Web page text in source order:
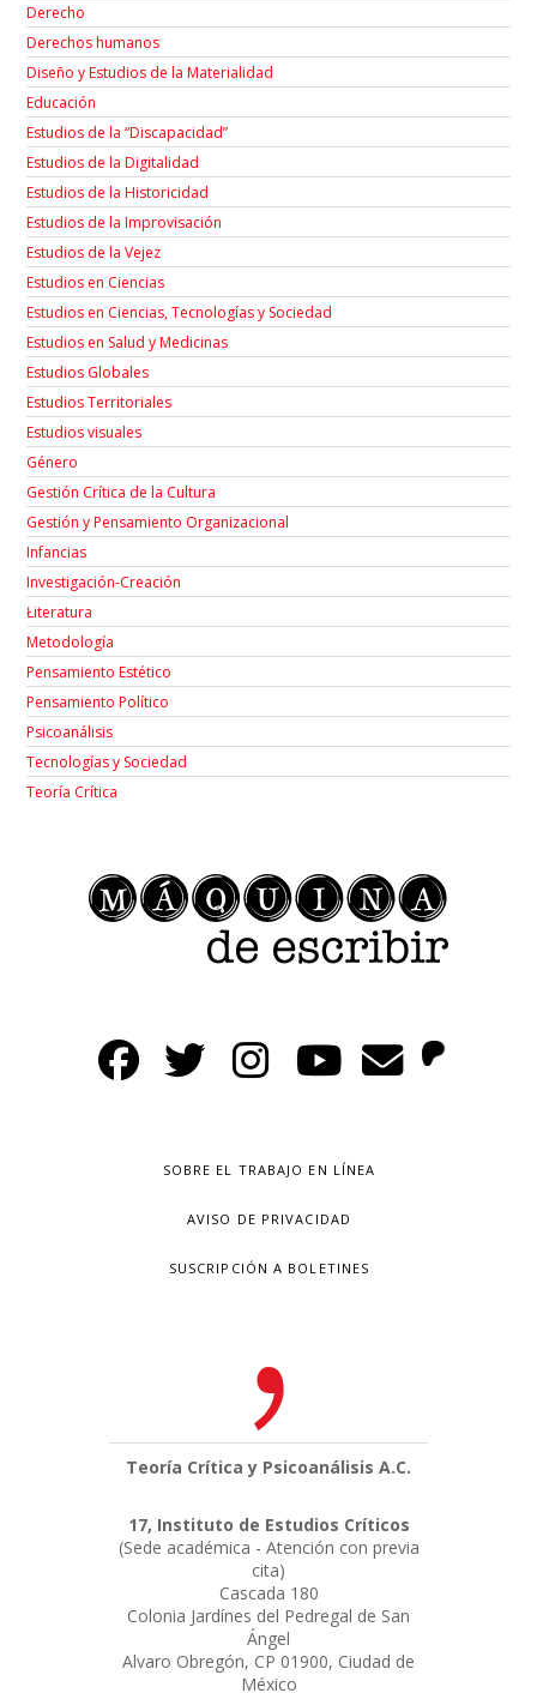
Derecho
Derechos humanos
Diseño y Estudios de la Materialidad
Educación
Estudios de la “Discapacidad”
Estudios de la Digitalidad
Estudios de la Historicidad
Estudios de la Improvisación
Estudios de la Vejez
Estudios en Ciencias
Estudios en Ciencias, Tecnologías y Sociedad
Estudios en Salud y Medicinas
Estudios Globales
Estudios Territoriales
Estudios visuales
Género
Gestión Crítica de la Cultura
Gestión y Pensamiento Organizacional
Infancias
Investigación-Creación
Łiteratura
Metodología
Pensamiento Estético
Pensamiento Político
Psicoanálisis
Tecnologías y Sociedad
Teoría Crítica
SOBRE EL TRABAJO EN LÍNEA
AVISO DE PRIVACIDAD
SUSCRIPCIÓN A BOLETINES
Teoría Crítica y Psicoanálisis A.C.
17, Instituto de Estudios Críticos
(Sede académica - Atención con previa
cita)
Cascada 180
Colonia Jardínes del Pedregal de San
Ángel
Alvaro Obregón, CP 01900, Ciudad de
México